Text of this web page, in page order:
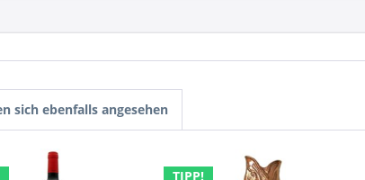
sich ebenfalls angesehen
TIPP!